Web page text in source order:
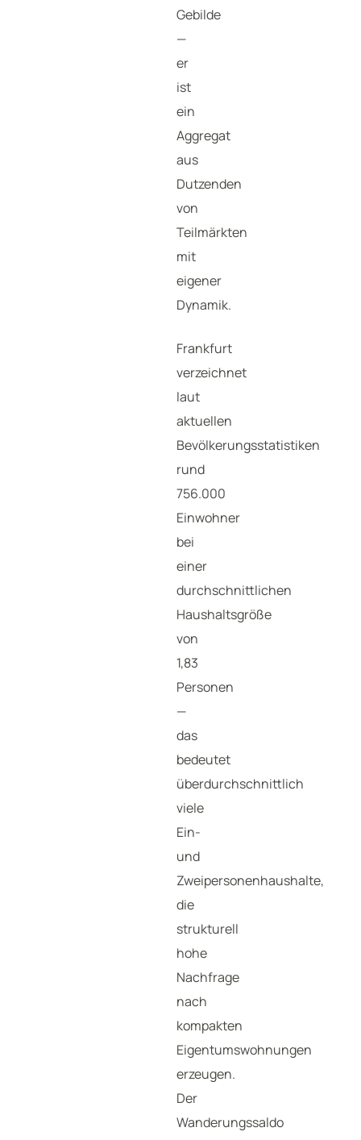
Gebilde
—
er
ist
ein
Aggregat
aus
Dutzenden
von
Teilmärkten
mit
eigener
Dynamik.
Frankfurt
verzeichnet
laut
aktuellen
Bevölkerungsstatistiken
rund
756.000
Einwohner
bei
einer
durchschnittlichen
Haushaltsgröße
von
1,83
Personen
—
das
bedeutet
überdurchschnittlich
viele
Ein-
und
Zweipersonenhaushalte,
die
strukturell
hohe
Nachfrage
nach
kompakten
Eigentumswohnungen
erzeugen.
Der
Wanderungssaldo